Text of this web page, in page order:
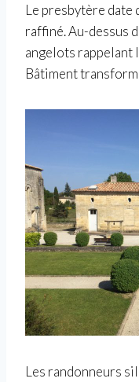
Le presbytère date
raffiné. Au-dessus
angelots rappelant
Bâtiment
Les randonneurs